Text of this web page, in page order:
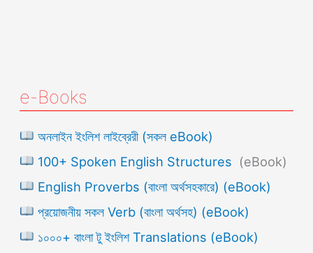
e-Books
অনলাইন ইংলিশ লাইব্রেরী (সকল eBook)
100+ Spoken English Structures (eBook)
English Proverbs (বাংলা অর্থসহকারে) (eBook)
প্রয়োজনীয় সকল Verb (বাংলা অর্থসহ) (eBook)
১০০০+ বাংলা টু ইংলিশ Translations (eBook)